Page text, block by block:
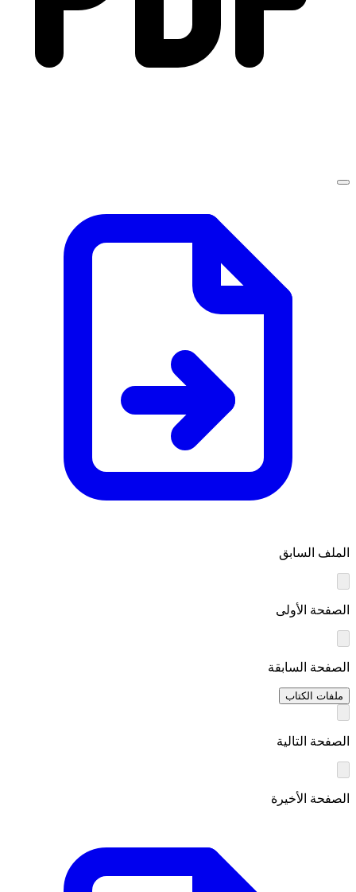
الملف السابق
الصفحة الأولى
الصفحة السابقة
ملفات الكتاب
الصفحة التالية
الصفحة الأخيرة